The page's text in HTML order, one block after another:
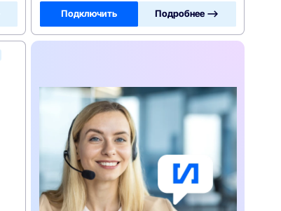
Подключить Подробнее —>